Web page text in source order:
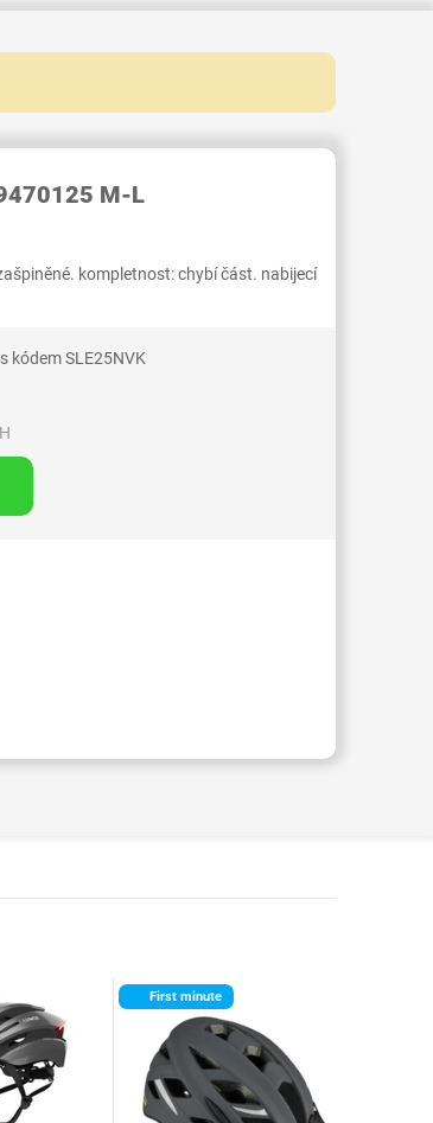
M-L
kompletnost: chybí část. nabijecí
s kódem SLE25NVK
First minute